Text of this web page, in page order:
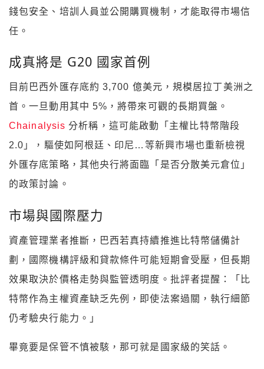
錢包安全、培訓人員並公開購買機制，才能取得市場信
任。
成真將是 G20 國家首例
目前巴西外匯存底約 3,700 億美元，規模居拉丁美洲之
首。一旦動用其中 5%，將帶來可觀的長期買盤。
Chainalysis 分析稱，這可能啟動「主權比特幣階段
2.0」，驅使如阿根廷、印尼…等新興市場也重新檢視
外匯存底策略，其他央行將面臨「是否分散美元倉位」
的政策討論。
市場與國際壓力
資產管理業者推斷，巴西若真持續推進比特幣儲備計
劃，國際機構評級和貸款條件可能短期會受壓，但長期
效果取決於價格走勢與監管透明度。批評者提醒：
「比
特幣作為主權資產缺乏先例，即使法案過關，執行細節
仍考驗央行能力。」
畢竟要是保管不慎被駭，那可就是國家級的笑話。